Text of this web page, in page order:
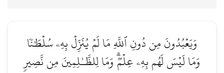
وَيَعۡبُدُونَ مِن دُونِ ٱللَّهِ مَا لَمۡ يُنَزِّلۡ بِهِۦ سُلۡطَٰنٗا
وَمَا لَيۡسَ لَهُم بِهِۦ عِلۡمٞۗ وَمَا لِلظَّـٰلِمِينَ مِن نَّصِيرٖ